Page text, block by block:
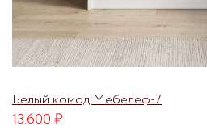
Белый комод Мебелеф-7
13.600₽